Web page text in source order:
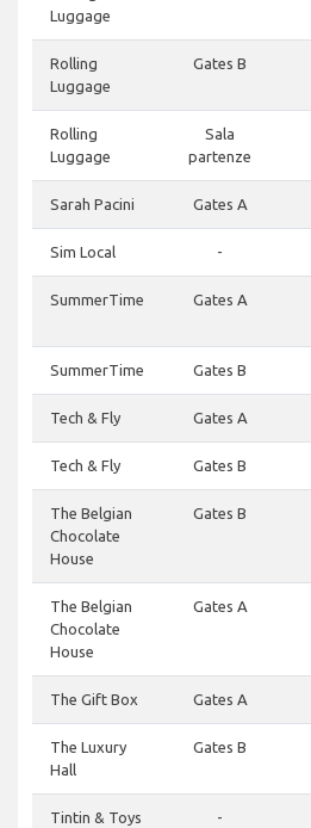
Luggage
Rolling
Luggage
Gates B
Rolling
Luggage
Sala
partenze
Sarah Pacini Gates A
Sim Local -
SummerTime Gates A
SummerTime Gates B
Tech & Fly Gates A
Tech & Fly Gates B
The Belgian
Chocolate
House
Gates B
The Belgian
Chocolate
House
Gates A
The Gift Box Gates A
The Luxury
Hall
Gates B
Tintin & Toys -